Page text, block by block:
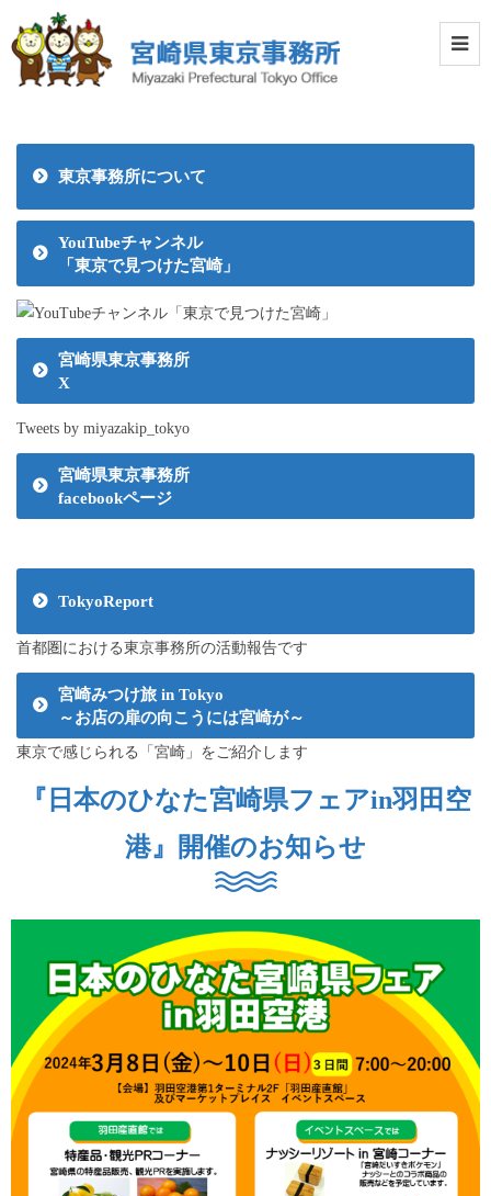
東京事務所について
YouTubeチャンネル
「東京で見つけた宮崎」
宮崎県東京事務所
X
Tweets by miyazakip_tokyo
宮崎県東京事務所
facebookページ
TokyoReport
首都圏における東京事務所の活動報告です
宮崎みつけ旅 in Tokyo
～お店の扉の向こうには宮崎が～
東京で感じられる「宮崎」をご紹介します
『日本のひなた宮崎県フェアin羽田空
港』開催のお知らせ